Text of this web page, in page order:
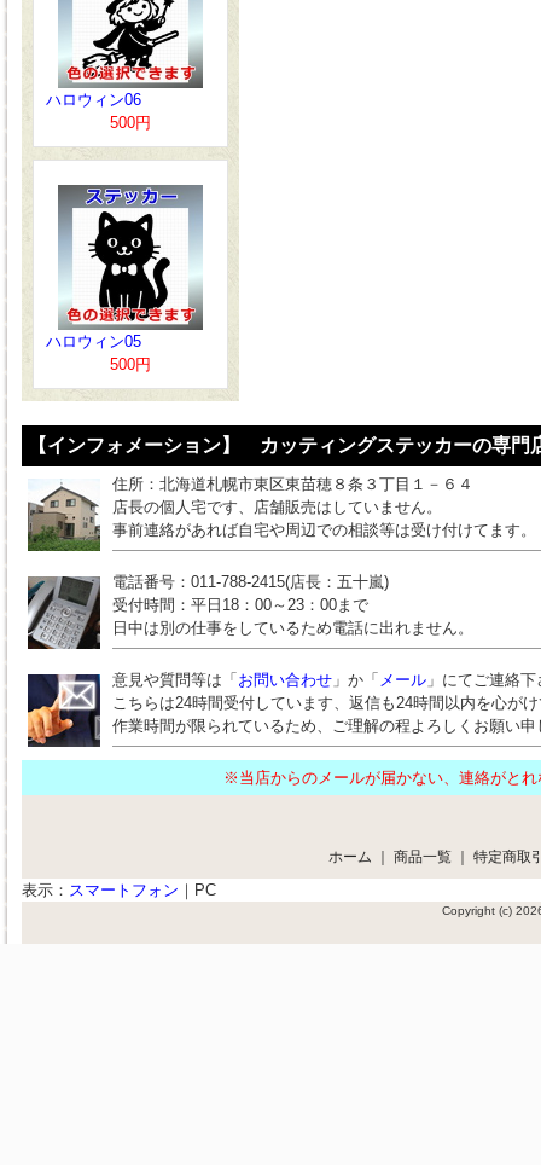
ハロウィン06
500円
ハロウィン05
500円
【インフォメーション】 カッティングステッカーの専門
住所：北海道札幌市東区東苗穂８条３丁目１－６４
店長の個人宅です、店舗販売はしていません。
事前連絡があれば自宅や周辺での相談等は受け付けてます。
電話番号：011-788-2415(店長：五十嵐)
受付時間：平日18：00～23：00まで
日中は別の仕事をしているため電話に出れません。
意見や質問等は「 お問い合わせ 」か「 メール 」にてご連絡
こちらは24時間受付しています、返信も24時間以内を心が
作業時間が限られているため、ご理解の程よろしくお願い申
※当店からのメールが届かない、連絡が
ホーム ｜ 商品一覧 ｜ 特定商取
表示： スマートフォン ｜ PC
Copyright (c)